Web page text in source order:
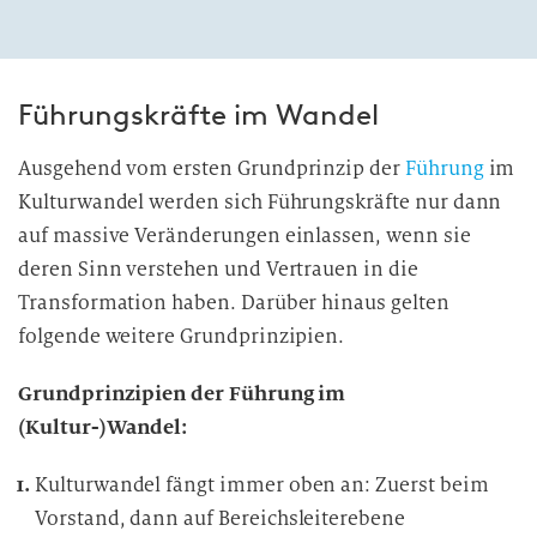
Führungskräfte im Wandel
Ausgehend vom ersten Grundprinzip derFührungim
Kulturwandel werden sich Führungskräfte nur dann
auf massive Veränderungen einlassen, wenn sie
deren Sinn verstehen und Vertrauen in die
Transformation haben. Darüber hinaus gelten
folgende weitere Grundprinzipien.
Grundprinzipien der Führung im
(Kultur-)Wandel:
Kulturwandel fängt immer oben an: Zuerst beim
Vorstand, dann auf Bereichsleiterebene